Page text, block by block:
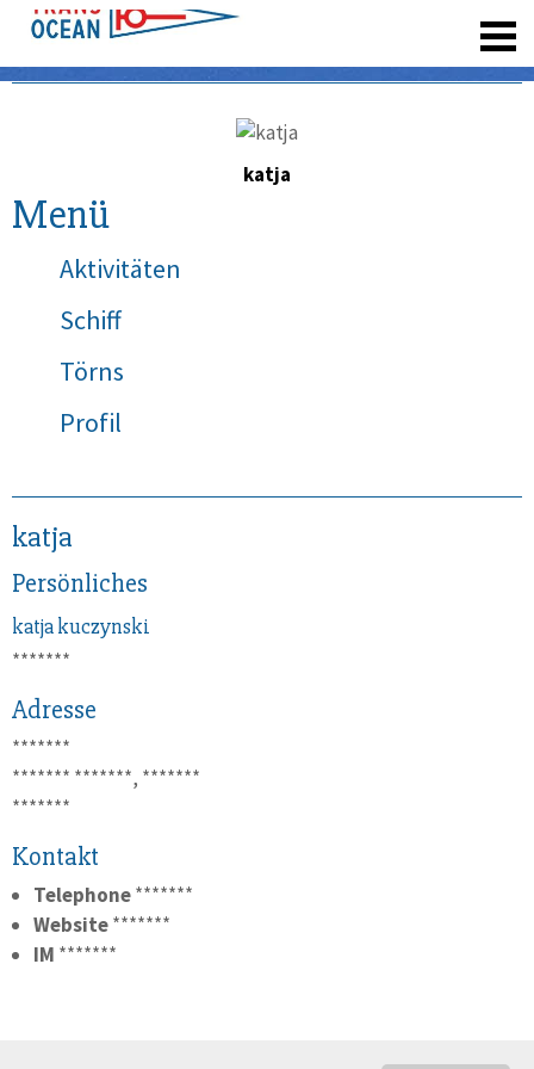
katja
Menü
Aktivitäten
Schiff
Törns
Profil
katja
Persönliches
katjakuczynski
*******
Adresse
*******
******* *******, *******
*******
Kontakt
Telephone*******
Website*******
IM *******